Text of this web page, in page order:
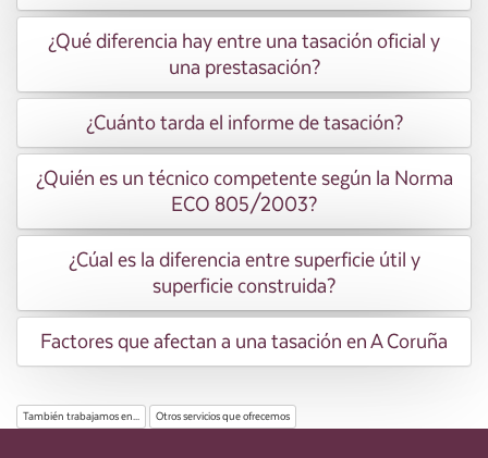
¿Qué diferencia hay entre una tasación oficial y
una prestasación?
¿Cuánto tarda el informe de tasación?
¿Quién es un técnico competente según la Norma
ECO 805/2003?
¿Cúal es la diferencia entre superficie útil y
superficie construida?
Factores que afectan a una tasación en A Coruña
También trabajamos en... Otros servicios que ofrecemos